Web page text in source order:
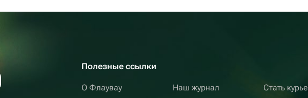
Полезные ссылки
О Флаувау
Наш журнал
Стать